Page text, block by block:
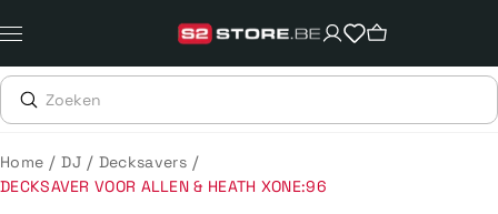
naar
content
Home / DJ / Decksavers /
DECKSAVER VOOR ALLEN & HEATH XONE:96